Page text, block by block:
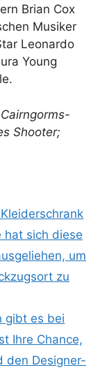
Brian Cox
Musiker
Leonardo
Young
Shooter;
hat sich diese
um
zu
gibt es bei
Ihre Chance,
den Designer-